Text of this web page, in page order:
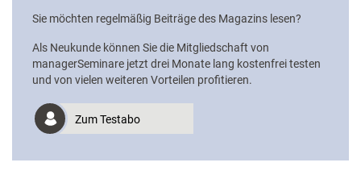
Sie möchten regelmäßig Beiträge des Magazins lesen?
Als Neukunde können Sie die Mitgliedschaft von
managerSeminare jetzt drei Monate lang kostenfrei testen
und von vielen weiteren Vorteilen profitieren.
Zum Testabo